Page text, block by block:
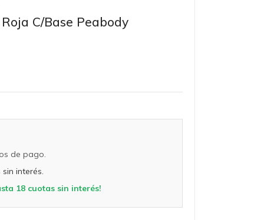
C/base Peabody
de pago.
interés.
18 cuotas sin interés!